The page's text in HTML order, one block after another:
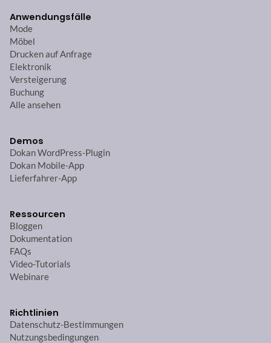
Anwendungsfälle
Mode
Möbel
Drucken auf Anfrage
Elektronik
Versteigerung
Buchung
Alle ansehen
Demos
Dokan WordPress-Plugin
Dokan Mobile-App
Lieferfahrer-App
Ressourcen
Bloggen
Dokumentation
FAQs
Video-Tutorials
Webinare
Richtlinien
Datenschutz-Bestimmungen
Nutzungsbedingungen